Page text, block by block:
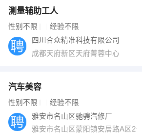
水电/机修
出纳
编辑
跟单
其他职位
测量辅助工人
性别不限 经验不限
四川合众精准科技有限公司
成都天府新区天府菁蓉中心
汽车美容
性别不限 经验不限
雅安市名山区驰骋汽修厂
雅安市名山区蒙阳镇安居路A区2号